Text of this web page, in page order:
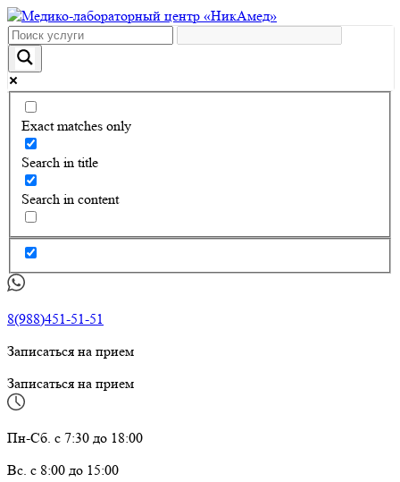
Exact matches only
Search in title
Search in content
8(988)451-51-51
Записаться на прием
Записаться на прием
Пн-Сб. с 7:30 до 18:00
Вс. с 8:00 до 15:00